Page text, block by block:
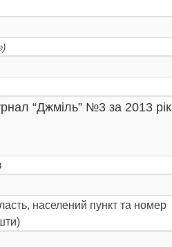
населений пункт та номер